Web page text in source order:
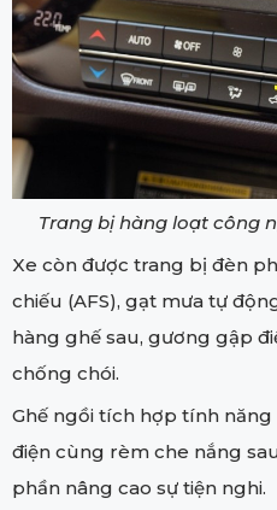
Trang bị hàng loạt công
Xe còn được trang bị đèn
chiếu (AFS), gạt mưa tự
hàng ghế sau, gương gập
chống chói.
Ghế ngồi tích hợp tính năng
điện cùng rèm che nắng
phần nâng cao sự tiện nghi.